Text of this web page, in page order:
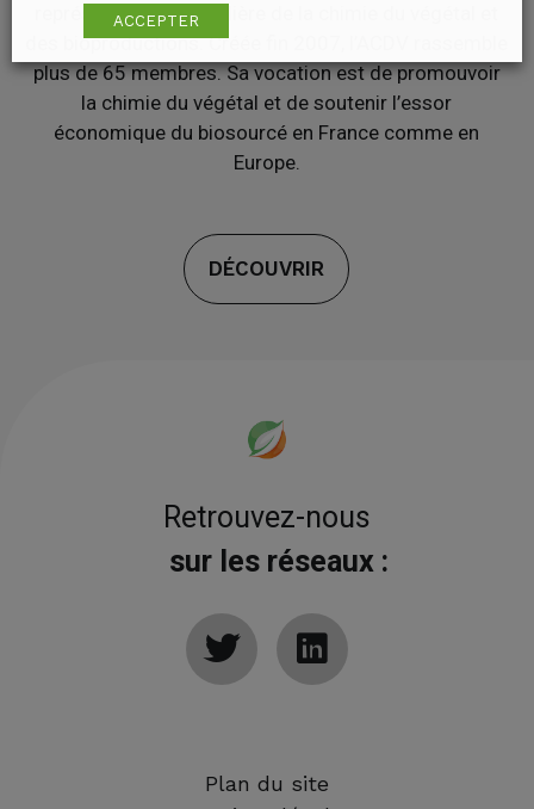
représentative de la filière de la chimie du végétal et
des bioproductions. Créée fin 2007, l’ACDV rassemble
plus de 65 membres. Sa vocation est de promouvoir
la chimie du végétal et de soutenir l’essor
économique du biosourcé en France comme en
Europe.
DÉCOUVRIR
Retrouvez-nous
sur les réseaux :
Plan du site
ACCEPTER